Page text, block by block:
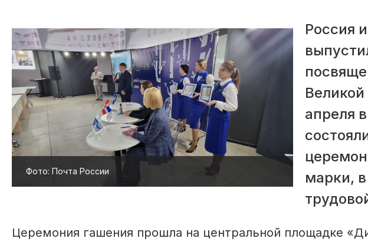
Фото: Почта России
​Россия
апреля
марки,
Церемония гашения прошла на центральной площадке